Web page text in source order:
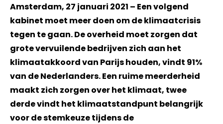
Amsterdam, 27 januari 2021 – Een volgend
kabinet moet meer doen om de klimaatcrisis
tegen te gaan. De overheid moet zorgen dat
grote vervuilende bedrijven zich aan het
klimaatakkoord van Parijs houden, vindt 91%
van de Nederlanders. Een ruime meerderheid
maakt zich zorgen over het klimaat, twee
derde vindt het klimaatstandpunt belangrijk
voor de stemkeuze tijdens de